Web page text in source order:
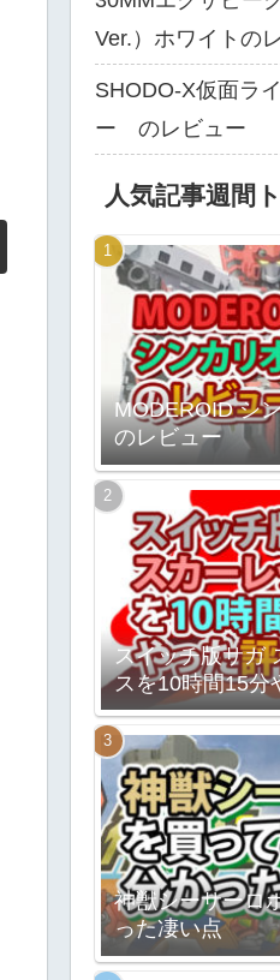
Ver.）ホワイトの
SHODO-X仮面ラ
ー のレビュー
人気記事週間
MODEROID シ
のレビュー
スイッチ版サガ
スを10時間15分
神獣シーサーロ
った凄い点